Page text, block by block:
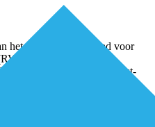
het advies van de Raad voor
begon voor Coby
VVTorganisatie in Oost-
personeel moest ze een
somatische’ cliënten